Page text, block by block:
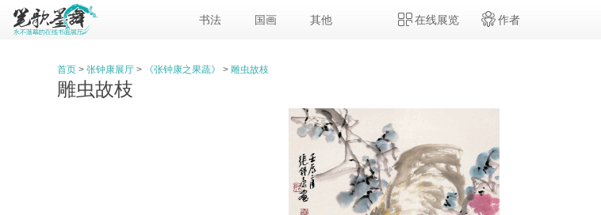
书法 国画 其他 在线展览 作者
首页 > 张钟康展厅 > 《张钟康之果蔬》 > 雕虫故枝
雕虫故枝